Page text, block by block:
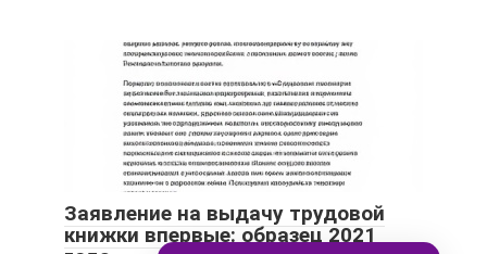
Заявление на выдачу трудовой
книжки впервые: образец 2021